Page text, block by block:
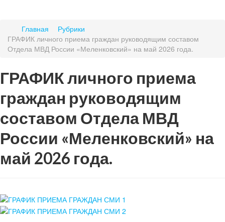
Главная
Рубрики
ГРАФИК личного приема граждан руководящим составом
Отдела МВД России «Меленковский» на май 2026 года.
ГРАФИК личного приема
граждан руководящим
составом Отдела МВД
России «Меленковский» на
май 2026 года.